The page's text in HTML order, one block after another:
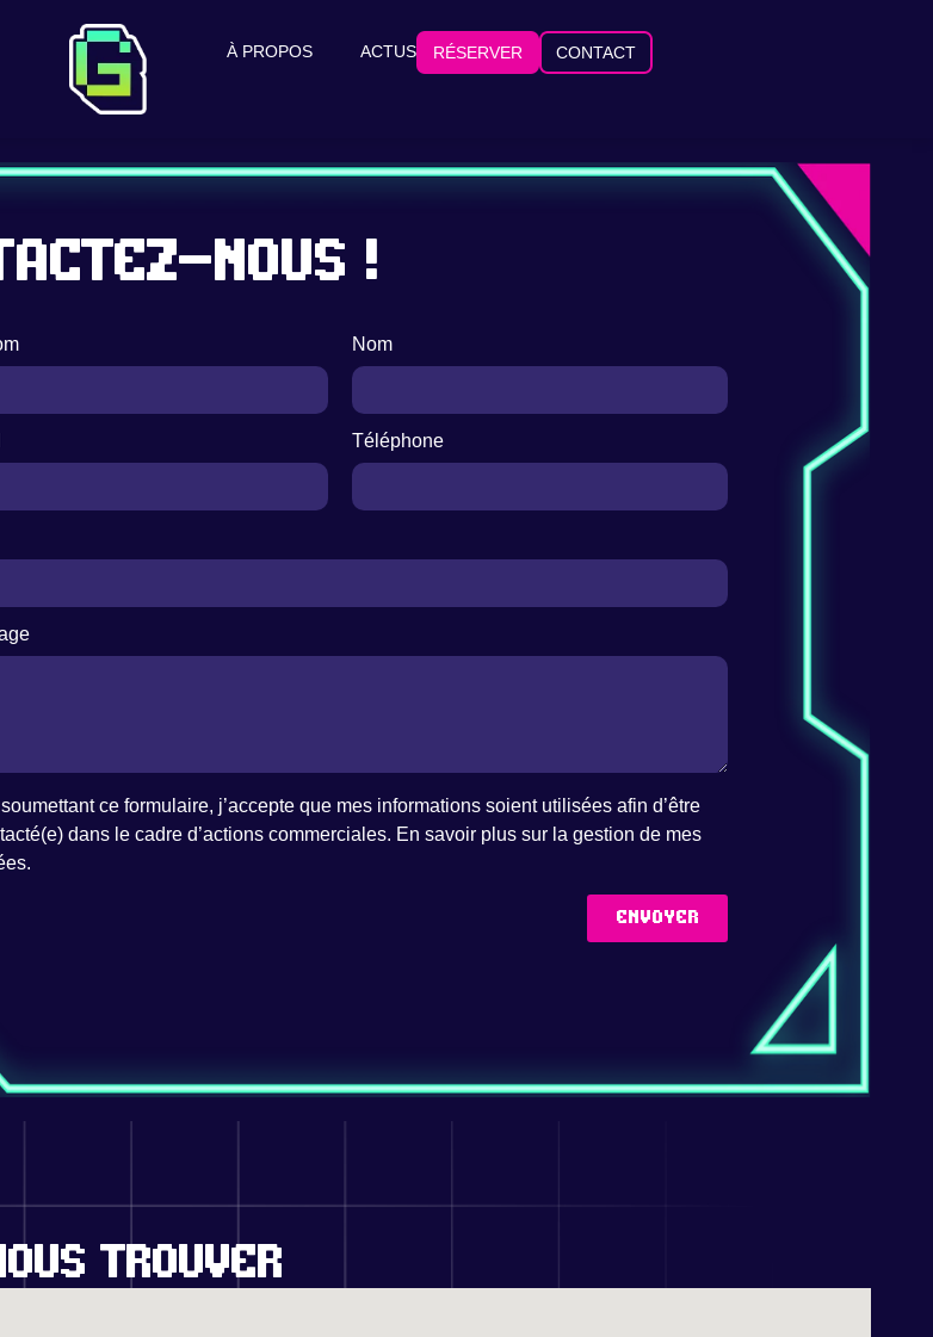
À PROPOS ACTUS RÉSERVER CONTACT
nous !
Nom
Téléphone
ce formulaire, j’accepte que mes informations soient utilisées afin d’être
dans le cadre d’actions commerciales. En savoir plus sur la gestion de mes
.
Envoyer
trouver